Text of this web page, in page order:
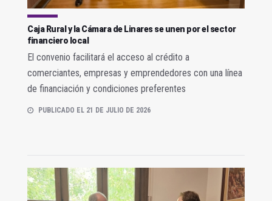
Caja Rural y la Cámara de Linares se unen por el sector
financiero local
El convenio facilitará el acceso al crédito a
comerciantes, empresas y emprendedores con una línea
de financiación y condiciones preferentes
PUBLICADO EL 21 DE JULIO DE 2026